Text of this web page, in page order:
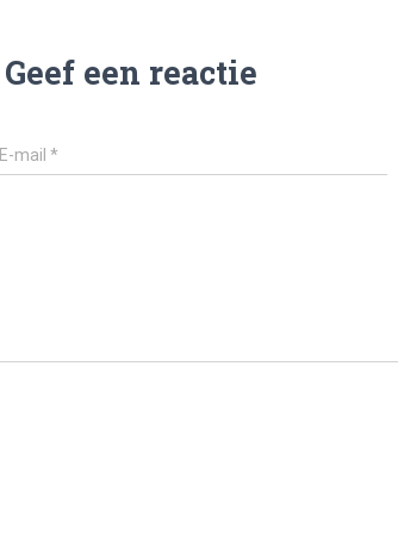
Geef een reactie
E-mail*